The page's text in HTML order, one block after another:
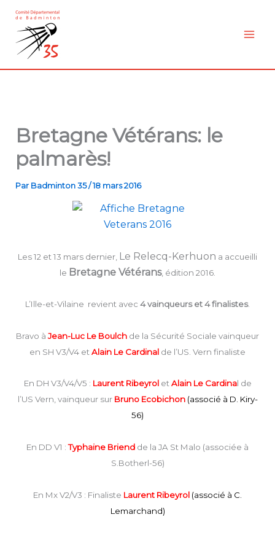
contenu
Bretagne Vétérans: le
palmarès!
Par Badminton 35/18 mars 2016
Les 12 et 13 mars dernier, Le Relecq-Kerhuon a accueilli
le Bretagne Vétérans, édition 2016.
L’Ille-et-Vilaine revient avec 4 vainqueurs et 4 finalistes.
Bravo àJean-Luc Le Boulch de la Sécurité Sociale vainqueur
en SH V3/V4 et Alain Le Cardinal de l’US. Vern finaliste
En DH V3/V4/V5 : Laurent RibeyroletAlain Le Cardinal de
l’US Vern, vainqueur sur Bruno Ecobichon(associé à D. Kiry-
56)
En DD V1 :Typhaine Briend de la JA St Malo (associée à
S.Botherl-56)
En Mx V2/V3 : Finaliste Laurent Ribeyrol (associé à C.
Lemarchand)